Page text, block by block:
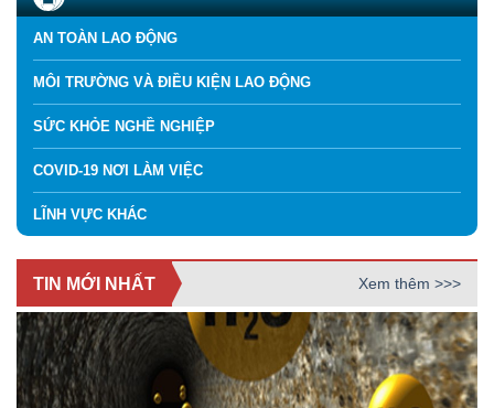
AN TOÀN LAO ĐỘNG
MÔI TRƯỜNG VÀ ĐIỀU KIỆN LAO ĐỘNG
SỨC KHỎE NGHỀ NGHIỆP
COVID-19 NƠI LÀM VIỆC
LĨNH VỰC KHÁC
TIN MỚI NHẤT Xem thêm >>>